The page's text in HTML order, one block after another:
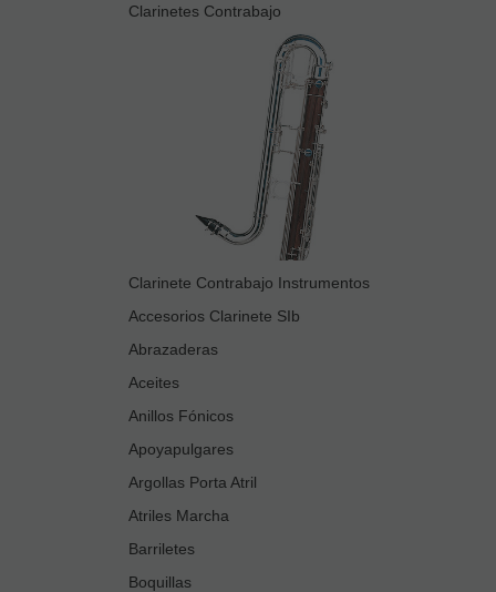
Clarinetes Contrabajo
Clarinete Contrabajo Instrumentos
Accesorios Clarinete SIb
Abrazaderas
Aceites
Anillos Fónicos
Apoyapulgares
Argollas Porta Atril
Atriles Marcha
Barriletes
Boquillas